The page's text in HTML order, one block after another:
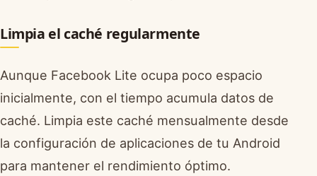
Limpia el caché regularmente
Aunque Facebook Lite ocupa poco espacio
inicialmente, con el tiempo acumula datos de
caché. Limpia este caché mensualmente desde
la configuración de aplicaciones de tu Android
para mantener el rendimiento óptimo.